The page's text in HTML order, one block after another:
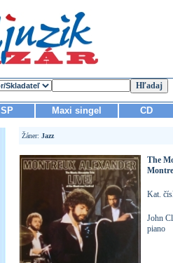
SP Maxi singel CD
Žáner: Jazz
The
Kat.
John
piano